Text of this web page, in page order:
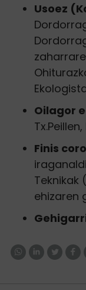
Usoez
Oilagor
Finis
Teknikak
ehizaren